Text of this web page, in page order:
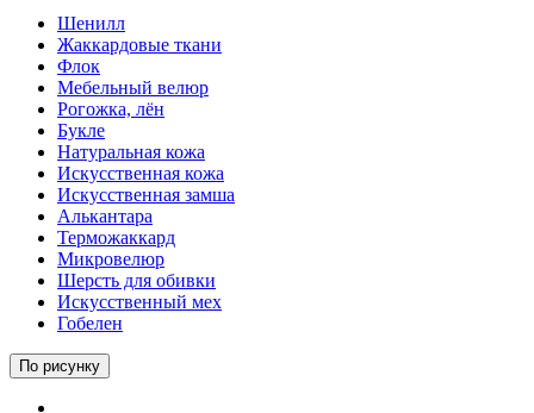
Шенилл
Жаккардовые ткани
Флок
Мебельный велюр
Рогожка, лён
Букле
Натуральная кожа
Искусственная кожа
Искусственная замша
Алькантара
Терможаккард
Микровелюр
Шерсть для обивки
Искусственный мех
Гобелен
По рисунку